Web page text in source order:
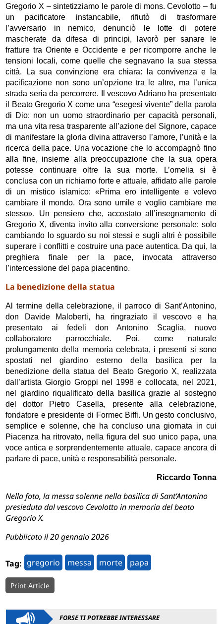
Gregorio X – sintetizziamo le parole di mons. Cevolotto – fu
un pacificatore instancabile, rifiutò di trasformare
l’avversario in nemico, denunciò le lotte di potere
mascherate da difesa di principi, lavorò per sanare le
fratture tra Oriente e Occidente e per ricomporre anche le
tensioni locali, come quelle che segnavano la sua stessa
città. La sua convinzione era chiara: la convivenza e la
pacificazione non sono un’opzione tra le altre, ma l’unica
strada seria da percorrere. Il vescovo Adriano ha presentato
il Beato Gregorio X come una “esegesi vivente” della parola
di Dio: non un uomo straordinario per capacità personali,
ma una vita resa trasparente all’azione del Signore, capace
di manifestare la gloria divina attraverso l’amore, l’unità e la
ricerca della pace. Una vocazione che lo accompagnò fino
alla fine, insieme alla preoccupazione che la sua opera
potesse continuare oltre la sua morte. L’omelia si è
conclusa con un richiamo forte e attuale, affidato alle parole
di un mistico islamico: «Prima ero intelligente e volevo
cambiare il mondo. Ora sono umile e voglio cambiare me
stesso». Un pensiero che, accostato all’insegnamento di
Gregorio X, diventa invito alla conversione personale: solo
cambiando lo sguardo su noi stessi e sugli altri è possibile
superare i conflitti e costruire una pace autentica. Da qui, la
preghiera finale per la pace, invocata attraverso
l’intercessione del papa piacentino.
La benedizione della statua
Al termine della celebrazione, il parroco di Sant’Antonino,
don Davide Maloberti, ha ringraziato il vescovo e ha
presentato ai fedeli don Antonino Scaglia, nuovo
collaboratore parrocchiale. Poi, come naturale
prolungamento della memoria celebrata, i presenti si sono
spostati nel giardino esterno della basilica per la
benedizione della statua del Beato Gregorio X, realizzata
dall’artista Giorgio Groppi nel 1998 e collocata, nel 2021,
nel giardino riqualificato della basilica grazie al sostegno
del dottor Pietro Casella, presente alla celebrazione,
fondatore e presidente di Formec Biffi. Un gesto conclusivo,
semplice e solenne, che ha concluso una giornata in cui
Piacenza ha ritrovato, nella figura del suo unico papa, una
voce antica e sorprendentemente attuale, capace ancora di
parlare di pace, unità e responsabilità personale.
Riccardo Tonna
Nella foto, la messa solenne nella basilica di Sant’Antonino
presieduta dal vescovo Cevolotto in memoria del beato
Gregorio X.
Pubblicato il 20 gennaio 2026
Tag: gregorio messa morte papa
Print Article
FORSE TI POTREBBE INTERESSARE